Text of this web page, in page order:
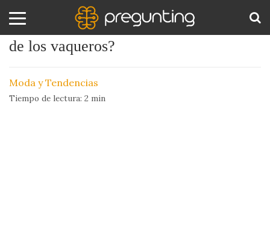
Amor
Sexo
¿Qué función tiene el bolsillo pequeño
de los vaqueros?
Moda y Tendencias
Tiempo de lectura: 2 min